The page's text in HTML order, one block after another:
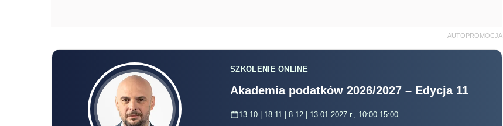
AUTOPROMOCJA
SZKOLENIE ONLINE
Akademia podatków 2026/2027 – Edycja 11
13.10 | 18.11 | 8.12 | 13.01.2027 r., 10:00-15:00